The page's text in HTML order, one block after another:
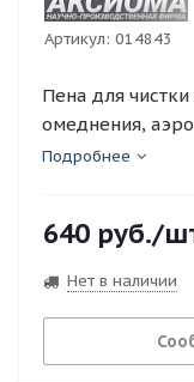
Артикул: 014843
Пена для
омеднения,
Подробнее
640 руб./
Нет в наличии